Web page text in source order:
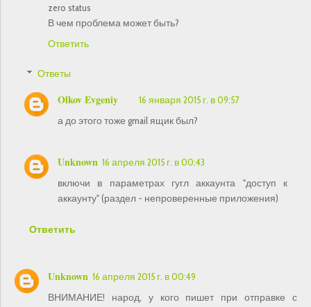
zero status
В чем проблема может быть?
Ответить
Ответы
Olkov Evgeniy
16 января 2015 г. в 09:57
а до этого тоже gmail ящик был?
Unknown 16 апреля 2015 г. в 00:43
включи в параметрах гугл аккаунта "доступ к
аккаунту" (раздел - непроверенные приложения)
Ответить
Unknown 16 апреля 2015 г. в 00:49
ВНИМАНИЕ! народ, у кого пишет при отправке с